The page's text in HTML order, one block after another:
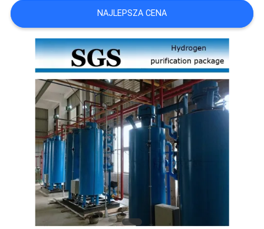
PRZYPADKI
POPROŚ
O
WYCENĘ
NEWS
SITEMAP
POLITYKA
NAJLEPSZA CENA